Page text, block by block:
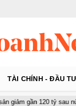
TÀI CHÍNH - ĐẦU
120 tỷ sau nửa năm